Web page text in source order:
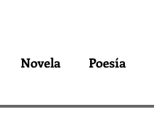
Novela Poesía